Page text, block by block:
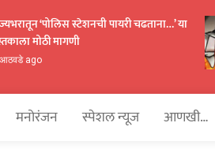
‘पोलिस स्टेशनची पायरी चढताना…’ या
मोठी मागणी
ago
मनोरंजन स्पेशल न्यूज आणखी…